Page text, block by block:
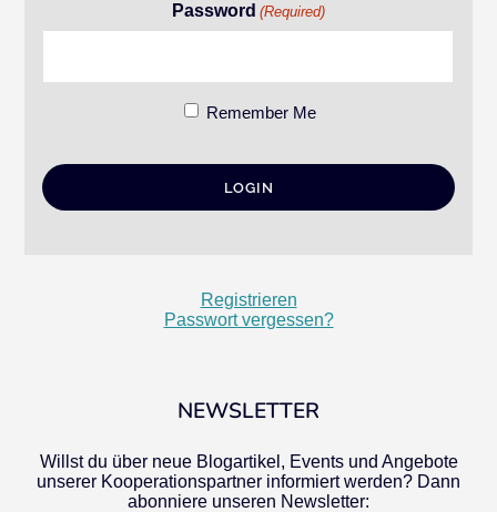
Password (Required)
Remember Me
Registrieren
Passwort vergessen?
NEWSLETTER
Willst du über neue Blogartikel, Events und Angebote
unserer Kooperationspartner informiert werden? Dann
abonniere unseren Newsletter: